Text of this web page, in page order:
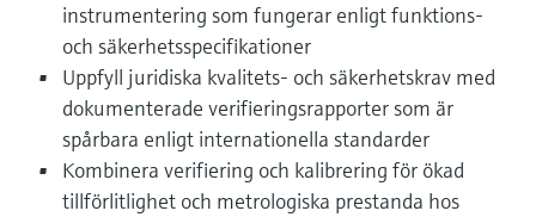
instrumentering som fungerar enligt funktions-
och säkerhetsspecifikationer
Uppfyll juridiska kvalitets- och säkerhetskrav med
dokumenterade verifieringsrapporter som är
spårbara enligt internationella standarder
Kombinera verifiering och kalibrering för ökad
tillförlitlighet och metrologiska prestanda hos